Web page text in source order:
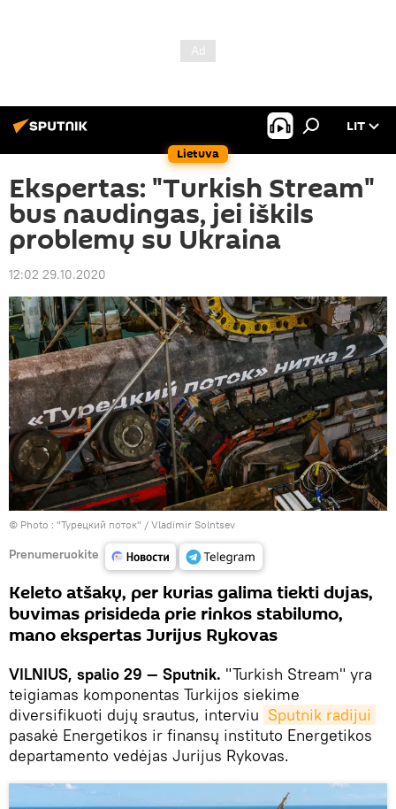
Lietuva
LIT
Ekspertas: "Turkish Stream"
bus naudingas, jei iškils
problemų su Ukraina
12:02 29.10.2020
© Photo : "Турецкий поток" / Vladimir Solntsev
Prenumeruokite
Keleto atšakų, per kurias galima tiekti dujas,
buvimas prisideda prie rinkos stabilumo,
mano ekspertas Jurijus Rykovas
VILNIUS, spalio 29 — Sputnik. "Turkish Stream" yra
teigiamas komponentas Turkijos siekime
diversifikuoti dujų srautus, interviu Sputnik radijui
pasakė Energetikos ir finansų instituto Energetikos
departamento vedėjas Jurijus Rykovas.